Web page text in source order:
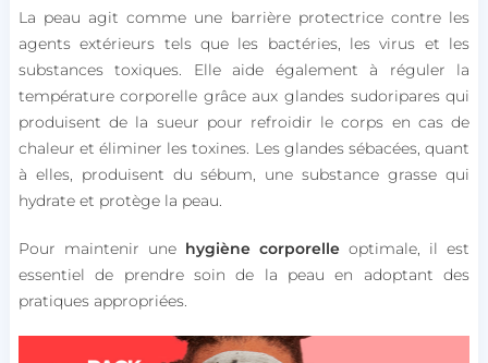
La peau agit comme une barrière protectrice contre les
agents extérieurs tels que les bactéries, les virus et les
substances toxiques. Elle aide également à réguler la
température corporelle grâce aux glandes sudoripares qui
produisent de la sueur pour refroidir le corps en cas de
chaleur et éliminer les toxines. Les glandes sébacées, quant
à elles, produisent du sébum, une substance grasse qui
hydrate et protège la peau.
Pour maintenir une hygiène corporelle optimale, il est
essentiel de prendre soin de la peau en adoptant des
pratiques appropriées.